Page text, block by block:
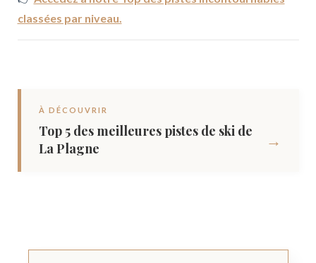
classées par niveau.
À DÉCOUVRIR
Top 5 des meilleures pistes de ski de
La Plagne
→